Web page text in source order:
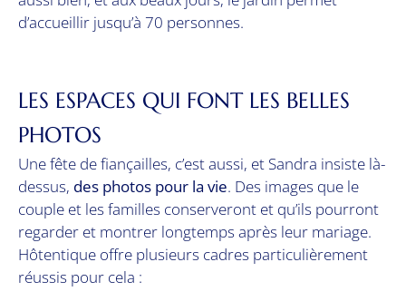
d’accueillir jusqu’à 70 personnes.
LES ESPACES QUI FONT LES BELLES
PHOTOS
Une fête de fiançailles, c’est aussi, et Sandra insiste là-
dessus, des photos pour la vie. Des images que le
couple et les familles conserveront et qu’ils pourront
regarder et montrer longtemps après leur mariage.
Hôtentique offre plusieurs cadres particulièrement
réussis pour cela :